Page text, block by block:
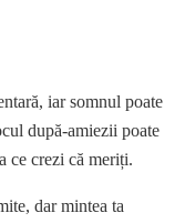
iar somnul poate
după-amiezii poate
ce crezi că meriți.
dar mintea ta